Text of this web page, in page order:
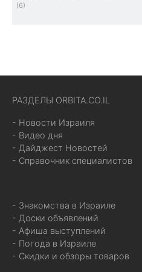
(6)
РАЗДЕЛЫ ORBITA.CO.IL
- Новости Израиля
- Видео дня
- Дайджест Новостей
- Справочник специалистов
- Знакомства в Израиле
- Доски объявлений
- Афиша выступлений
- Погода в Израиле
- Скидки и обзоры товаров